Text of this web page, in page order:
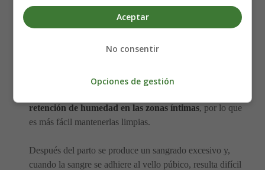
no ocurra, ya que es más fácil mantener la zona limpia.
intervención durante el parto, podrá tener una mejor
retención de humedad en las zonas íntimas, por lo que
es más fácil mantenerlas limpias.
Después del parto se produce un sangrado excesivo y,
cuando la sangre se adhiere al vello púbico, resulta difícil
Aceptar
No consentir
Opciones de gestión